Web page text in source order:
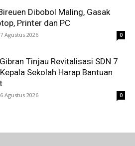
Dibobol Maling, Gasak
Printer dan PC
7 Agustus 2026 0
Tinjau Revitalisasi SDN 7
Sekolah Harap Bantuan
6 Agustus 2026 0